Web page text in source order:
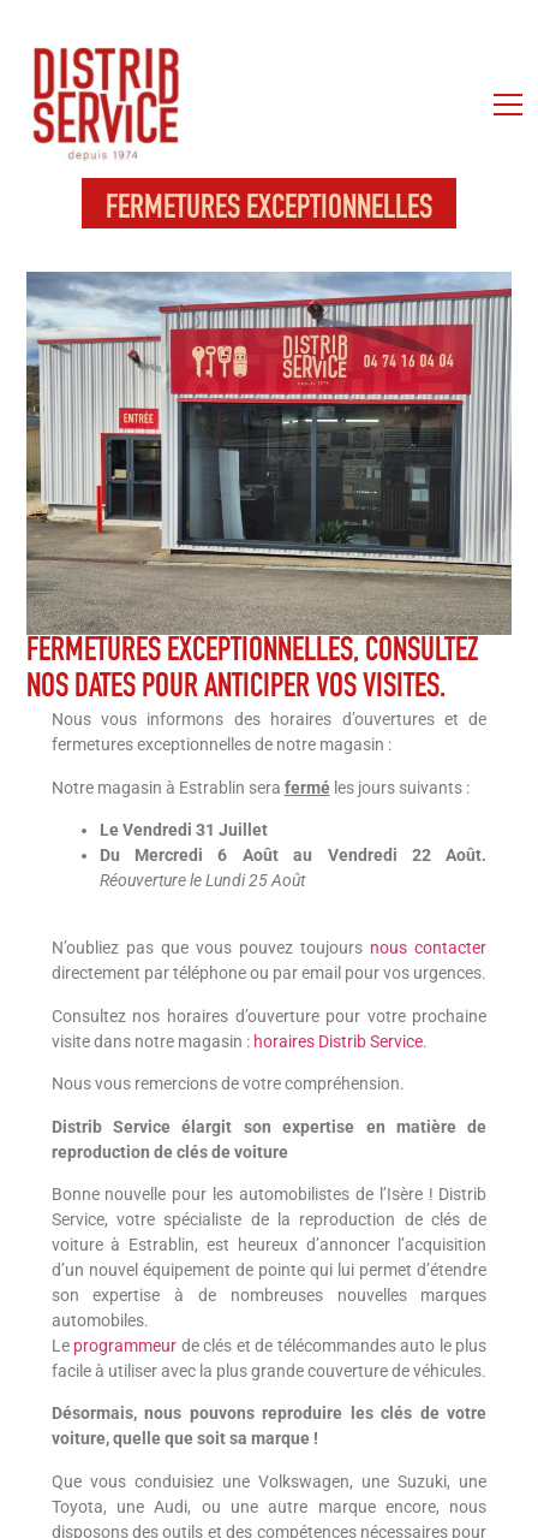
FERMETURES EXCEPTIONNELLES
FERMETURES EXCEPTIONNELLES, CONSULTEZ
NOS DATES POUR ANTICIPER VOS VISITES.
Nous vous informons des horaires d’ouvertures et de
fermetures exceptionnelles de notre magasin :
Notre magasin à Estrablin sera ferméles jours suivants :
Le Vendredi 31 Juillet
Du Mercredi 6 Août au Vendredi 22 Août.
Réouverture le Lundi 25 Août
N’oubliez pas que vous pouvez toujours nous contacter
directement par téléphone ou par email pour vos urgences.
Consultez nos horaires d’ouverture pour votre prochaine
visite dans notre magasin : horaires Distrib Service.
Nous vous remercions de votre compréhension.
Distrib Service élargit son expertise en matière de
reproduction de clés de voiture
Bonne nouvelle pour les automobilistes de l’Isère ! Distrib
Service, votre spécialiste de la reproduction de clés de
voiture à Estrablin, est heureux d’annoncer l’acquisition
d’un nouvel équipement de pointe qui lui permet d’étendre
son expertise à de nombreuses nouvelles marques
automobiles.
Le programmeur de clés et de télécommandes auto le plus
facile à utiliser avec la plus grande couverture de véhicules.
Désormais, nous pouvons reproduire les clés de votre
voiture, quelle que soit sa marque !
Que vous conduisiez une Volkswagen, une Suzuki, une
Toyota, une Audi, ou une autre marque encore, nous
disposons des outils et des compétences nécessaires pour